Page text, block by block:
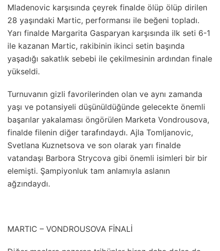
Mladenovic karşısında çeyrek finalde ölüp ölüp dirilen
28 yaşındaki Martic, performansı ile beğeni topladı.
Yarı finalde Margarita Gasparyan karşısında ilk seti 6-1
ile kazanan Martic, rakibinin ikinci setin başında
yaşadığı sakatlık sebebi ile çekilmesinin ardından finale
yükseldi.
Turnuvanın gizli favorilerinden olan ve aynı zamanda
yaşı ve potansiyeli düşünüldüğünde gelecekte önemli
başarılar yakalaması öngörülen Marketa Vondrousova,
finalde filenin diğer tarafındaydı. Ajla Tomljanovic,
Svetlana Kuznetsova ve son olarak yarı finalde
vatandaşı Barbora Strycova gibi önemli isimleri bir bir
elemişti. Şampiyonluk tam anlamıyla aslanın
ağzındaydı.
MARTIC – VONDROUSOVA FİNALİ